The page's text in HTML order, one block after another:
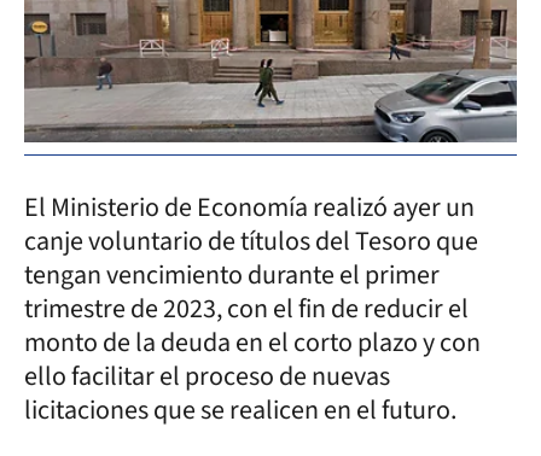
El Ministerio de Economía realizó ayer un
canje voluntario de títulos del Tesoro que
tengan vencimiento durante el primer
trimestre de 2023, con el fin de reducir el
monto de la deuda en el corto plazo y con
ello facilitar el proceso de nuevas
licitaciones que se realicen en el futuro.